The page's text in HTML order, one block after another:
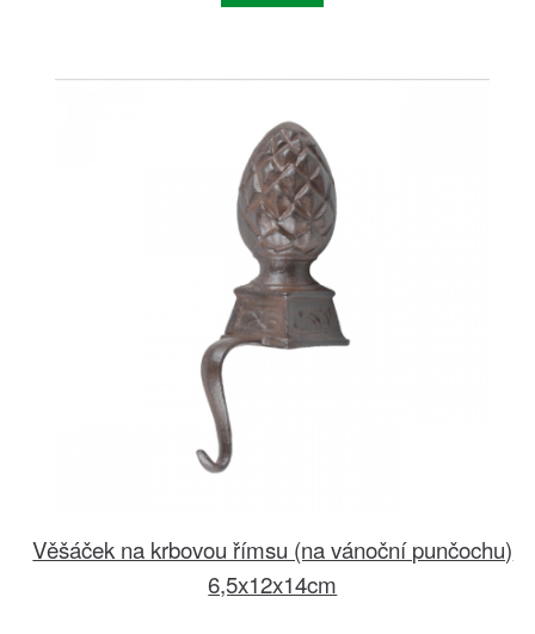
Věšáček na krbovou římsu (na vánoční punčochu)
6,5x12x14cm